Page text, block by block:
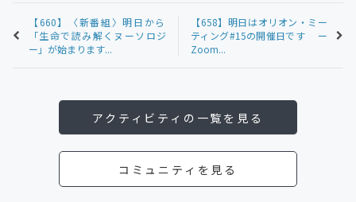
【660】〈新番組〉明日から
「生命で読み解くヌーソロジ
ー」が始まります...
【658】明日はオリオン・ミー
ティング#15の開催日です ー
Zoom...
アクティビティの一覧を見る
コミュニティを見る